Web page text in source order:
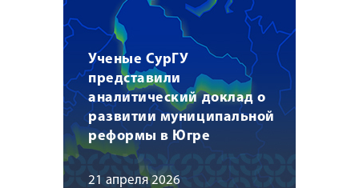
Ученые СурГУ
представили
аналитический доклад о
развитии муниципальной
реформы в Югре
21 апреля 2026